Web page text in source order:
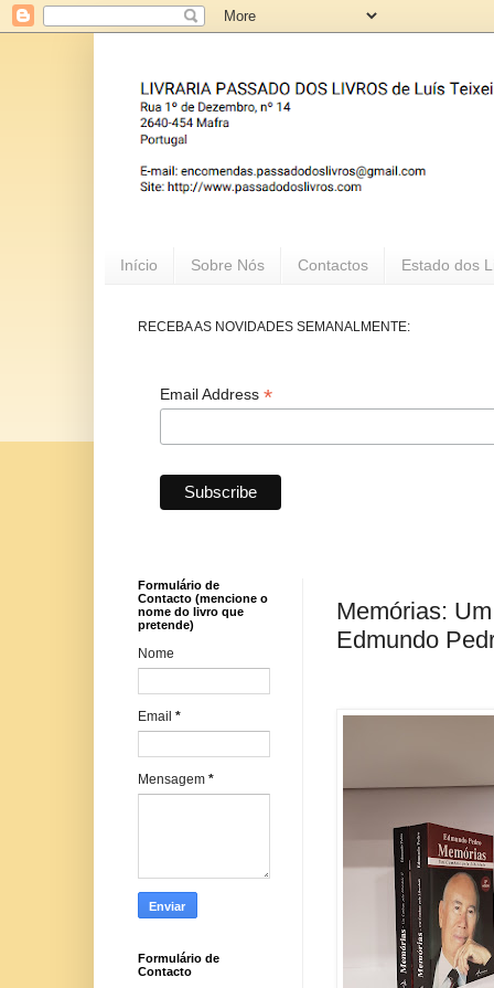
Início Sobre Nós Contactos Estado dos
RECEBA AS NOVIDADES SEMANALMENTE:
Email Address *
Memórias:
Edmundo
Formulário de
Contacto (mencione o
nome do livro que
pretende)
Nome
Email *
Mensagem *
Formulário de
Contacto